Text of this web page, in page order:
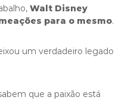
Walt Disney
para o mesmo.
um verdadeiro legado
que a paixão está